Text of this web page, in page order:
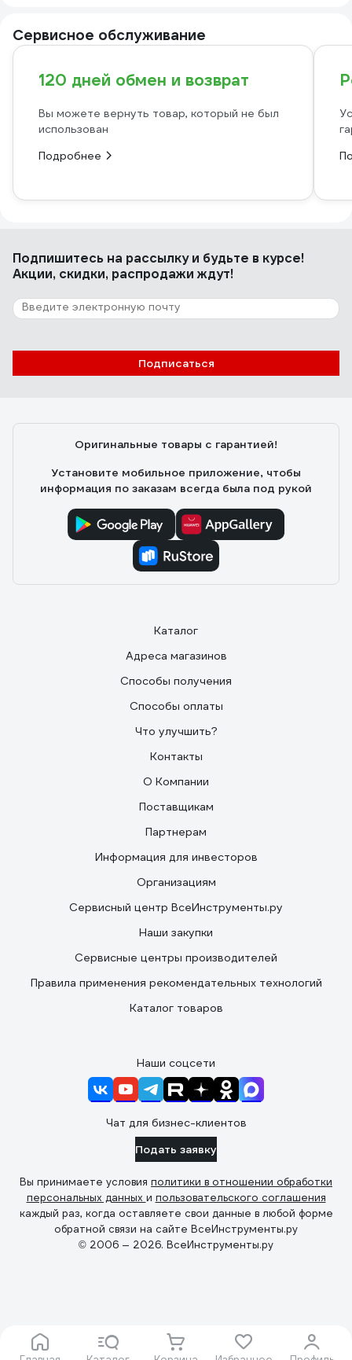
Сервисное обслуживание
120 дней обмен и возврат
Вы можете вернуть товар, который не был
использован
Подробнее
Подпишитесь на рассылкуи будьте в курсе!
Акции, скидки, распродажи ждут!
Подписаться
Оригинальные товары с гарантией!
Установите мобильное приложение, чтобы
информация по заказам всегда была под рукой
Каталог
Адреса магазинов
Способы получения
Способы оплаты
Что улучшить?
Контакты
О Компании
Поставщикам
Партнерам
Информация для инвесторов
Организациям
Сервисный центр ВсеИнструменты.ру
Наши закупки
Сервисные центры производителей
Правила применения рекомендательных технологий
Каталог товаров
Наши соцсети
Чат для бизнес-клиентов
Подать заявку
Вы принимаете условия политики в отношении обработки
персональных данных и пользовательского соглашения
каждый раз, когда оставляете свои данные в любой форме
обратной связи на сайте ВсеИнструменты.ру
© 2006 — 2026. ВсеИнструменты.ру